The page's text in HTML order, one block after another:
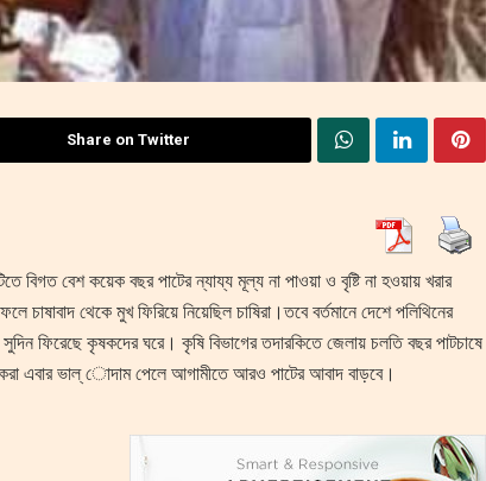
Share on Twitter
বেশ কয়েক বছর পাটের ন্যায্য মূল্য না পাওয়া ও বৃষ্টি না হওয়ায় খরার
থেকে মুখ ফিরিয়ে নিয়েছিল চাষিরা।তবে বর্তমানে দেশে পলিথিনের
ফিরেছে কৃষকদের ঘরে। কৃষি বিভাগের তদারকিতে জেলায় চলতি বছর পাটচাষে
এবার ভাল্ োদাম পেলে আগামীতে আরও পাটের আবাদ বাড়বে।